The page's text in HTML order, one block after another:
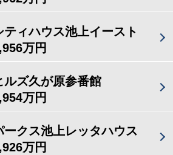
ティハウス池上イースト
万円
ルズ久が原参番館
万円
ークス池上レッタハウス
万円